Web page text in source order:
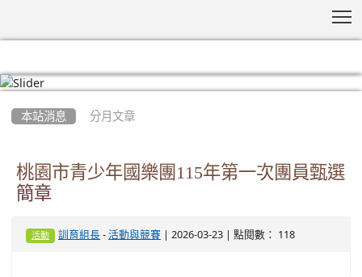
本站消息 分月文章
桃園市青少年國樂團115年第一次團員甄選
簡章
活動 訓育組長 -活動與競賽 | 2026-03-23 | 點閱數： 118